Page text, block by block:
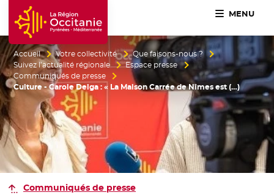
Accueil Région Occitanie / Pyrénées-Méditerranée
MENU
Accueil Votre collectivité
Que faisons-nous ?
Suivez l’actualité régionale
Espace presse
Communiqués de presse
Culture - Carole Delga : « La Maison Carrée de Nîmes est (…)
Communiqués de presse